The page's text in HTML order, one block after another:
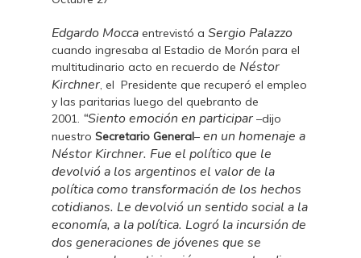
Edgardo Mocca entrevistó a Sergio Palazzo
cuando ingresaba al Estadio de Morón para el
multitudinario acto en recuerdo de Néstor
Kirchner, el Presidente que recuperó el empleo
y las paritarias luego del quebranto de
2001. “Siento emoción en participar –dijo
nuestro Secretario General– en un homenaje a
Néstor Kirchner. Fue el político que le
devolvió a los argentinos el valor de la
política como transformación de los hechos
cotidianos. Le devolvió un sentido social a la
economía, a la política. Logró la incursión de
dos generaciones de jóvenes que se